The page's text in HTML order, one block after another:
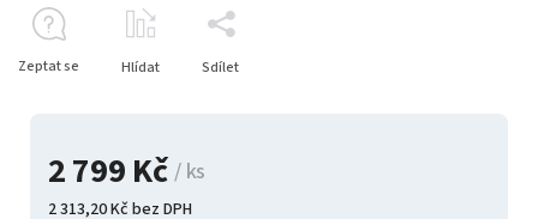
2 799 Kč/ ks
2 313,20 Kč bez DPH
Zeptat se Hlídat Sdílet